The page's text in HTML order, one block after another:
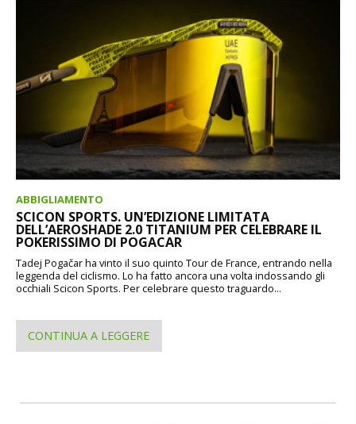
ABBIGLIAMENTO
SCICON SPORTS. UN’EDIZIONE LIMITATA
DELL’AEROSHADE 2.0 TITANIUM PER CELEBRARE IL
POKERISSIMO DI POGACAR
Tadej Pogačar ha vinto il suo quinto Tour de France, entrando nella
leggenda del ciclismo. Lo ha fatto ancora una volta indossando gli
occhiali Scicon Sports. Per celebrare questo traguardo...
CONTINUA A LEGGERE